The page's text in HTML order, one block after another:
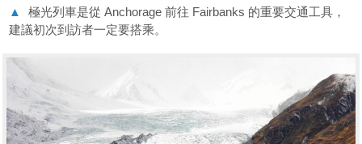
▲
極光列車是從 Anchorage 前往 Fairbanks 的重要交通工具，
建議初次到訪者一定要搭乘。